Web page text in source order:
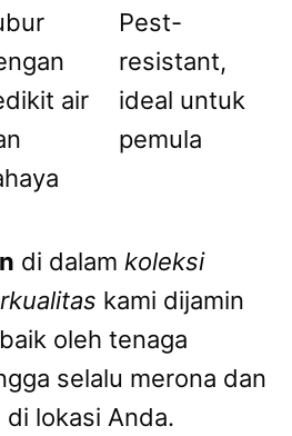
air
Pest-
resistant,
ideal untuk
pemula
di dalam koleksi
kami dijamin
oleh tenaga
selalu merona dan
lokasi Anda.